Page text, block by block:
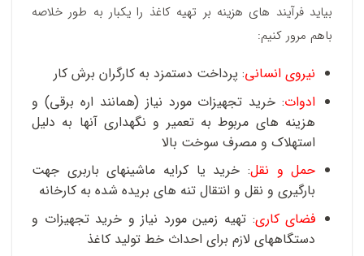
بیاید فرآیند های هزینه بر تهیه کاغذ را یکبار به طور خلاصه
باهم مرور کنیم:
نیروی انسانی: پرداخت دستمزد به کارگران برش کار
ادوات: خرید تجهیزات مورد نیاز (همانند اره برقی) و
هزینه های مربوط به تعمیر و نگهداری آنها به دلیل
استهلاک و مصرف سوخت بالا
حمل و نقل: خرید یا کرایه ماشینهای باربری جهت
بارگیری و نقل و انتقال تنه های بریده شده به کارخانه
فضای کاری: تهیه زمین مورد نیاز و خرید تجهیزات و
دستگاههای لازم برای احداث خط تولید کاغذ